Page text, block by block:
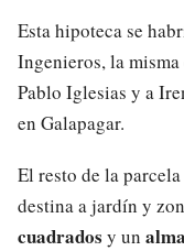
Esta hipoteca se
Ingenieros, la
Pablo Iglesias y a
en Galapagar.
El resto de la
destina a jardín y
cuadrados y un